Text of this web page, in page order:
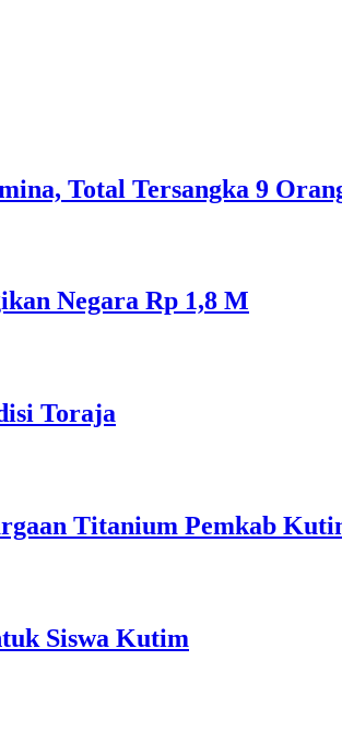
Total Tersangka 9
Negara Rp 1,8 M
Toraja
Titanium Pemkab
Siswa Kutim